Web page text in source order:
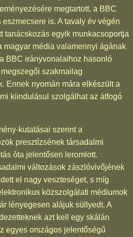
megtartott, a BBC
is. A tavaly év végén
tanácskozás egyik munkacsoportja
magyar média valamennyi ágának
BBC irányvonalaihoz hasonló
szakmailag
Ennek nyomán mára elkészült a
kiindulásul szolgálhat az átfogó
kutatásai szerint a
presztízsének társadalmi
óta jelentősen leromlott.
változások zászlóvivőjének
el nagy veszteséget, s míg
közszolgálati médiumok
lényegesen alájuk süllyedt. A
azt kell egy skálán
egyes országos jelentőségű